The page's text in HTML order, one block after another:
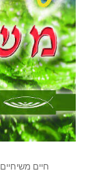
חיים משיחיים